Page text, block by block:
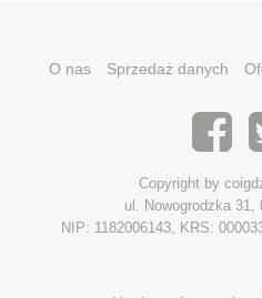
O nas Sprzedaż danych
Copyright by
ul. Nowogrodzka 31,
NIP: 1182006143, KRS: